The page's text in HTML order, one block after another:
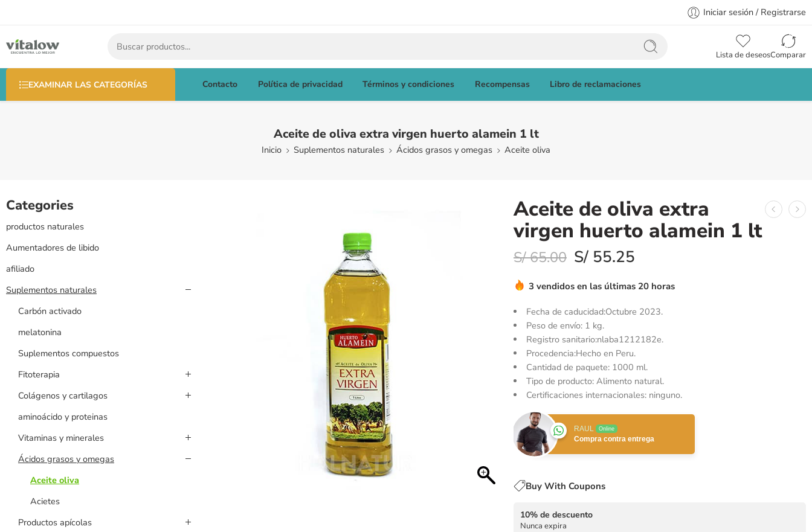
Iniciar sesión / Registrarse
Lista de deseosComparar
EXAMINAR LAS CATEGORÍAS Contacto Política de privacidad Términos y condiciones Recompensas Libro de reclamaciones
Aceite de oliva extra virgen huerto alamein 1 lt
Inicio Suplementos naturales Ácidos grasos y omegas Aceite oliva
Aceite de oliva extra
virgen huerto alamein 1 lt
S/65.00 S/ 55.25
3 vendidos en las últimas 20 horas
Fecha de caducidad:Octubre 2023.
Peso de envío: 1 kg.
Registro sanitario:nlaba1212182e.
Procedencia:Hecho en Peru.
Cantidad de paquete: 1000 ml.
Tipo de producto: Alimento natural.
Certificaciones internacionales: ninguno.
RAUL Online
Compra contra entrega
Buy With Coupons
10% de descuento
Nunca expira
Categories
productos naturales
Aumentadores de libido
afiliado
Suplementos naturales
Carbón activado
melatonina
Suplementos compuestos
Fitoterapia
Colágenos y cartilagos
aminoácido y proteinas
Vitaminas y minerales
Ácidos grasos y omegas
Aceite oliva
Acietes
Productos apícolas